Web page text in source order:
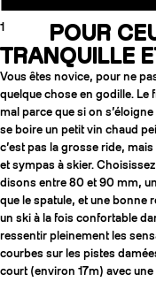
1
POUR
TRANQUILLE
Vous êtes novice, pour ne
quelque chose en godille. Le
mal parce que si on
se boire un petit vin chaud
c’est pas la grosse ride,
et sympas à skier.
disons entre 80 et 90 mm,
que le spatule, et une bonne
un ski à la fois confortable
ressentir pleinement les
courbes sur les pistes
court (environ 17m) avec